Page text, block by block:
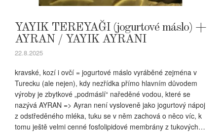
YAYIK TEREYAĞI (jogurtové máslo) +
AYRAN / YAYIK AYRANI
22.8.2025
kravské, kozí i ovčí = jogurtové máslo vyráběné zejména v
Turecku (ale nejen), kdy nezřídka přímo hlavním důvodem
výroby je zbytkové „podmáslí“ naředěné vodou, které se
nazývá AYRAN => Ayran není vysloveně jako jogurtový nápoj
z odstředěného mléka, tuku se v něm zachová o něco víc, k
tomu ještě velmi cenné fosfolipidové membrány z tukových…